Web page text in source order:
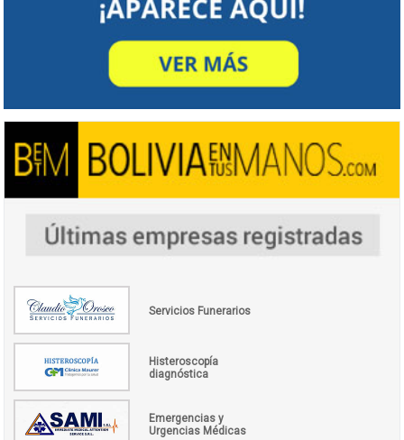
Servicios Funerarios
Histeroscopía
diagnóstica
Emergencias y
Urgencias Médicas